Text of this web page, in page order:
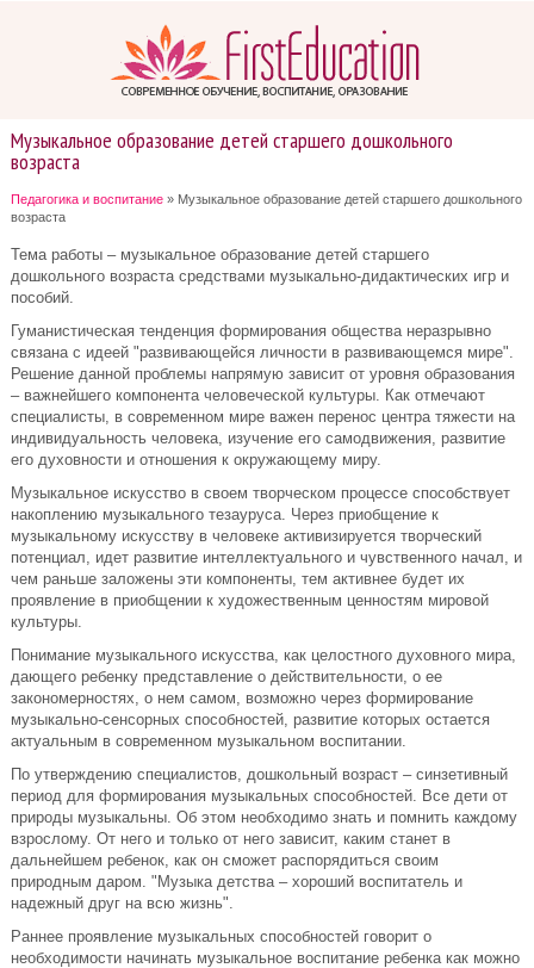
Музыкальное образование детей старшего дошкольного
возраста
Педагогика и воспитание » Музыкальное образование детей старшего дошкольного
возраста
Тема работы – музыкальное образование детей старшего
дошкольного возраста средствами музыкально-дидактических игр и
пособий.
Гуманистическая тенденция формирования общества неразрывно
связана с идеей "развивающейся личности в развивающемся мире".
Решение данной проблемы напрямую зависит от уровня образования
– важнейшего компонента человеческой культуры. Как отмечают
специалисты, в современном мире важен перенос центра тяжести на
индивидуальность человека, изучение его самодвижения, развитие
его духовности и отношения к окружающему миру.
Музыкальное искусство в своем творческом процессе способствует
накоплению музыкального тезауруса. Через приобщение к
музыкальному искусству в человеке активизируется творческий
потенциал, идет развитие интеллектуального и чувственного начал, и
чем раньше заложены эти компоненты, тем активнее будет их
проявление в приобщении к художественным ценностям мировой
культуры.
Понимание музыкального искусства, как целостного духовного мира,
дающего ребенку представление о действительности, о ее
закономерностях, о нем самом, возможно через формирование
музыкально-сенсорных способностей, развитие которых остается
актуальным в современном музыкальном воспитании.
По утверждению специалистов, дошкольный возраст – синзетивный
период для формирования музыкальных способностей. Все дети от
природы музыкальны. Об этом необходимо знать и помнить каждому
взрослому. От него и только от него зависит, каким станет в
дальнейшем ребенок, как он сможет распорядиться своим
природным даром. "Музыка детства – хороший воспитатель и
надежный друг на всю жизнь".
Раннее проявление музыкальных способностей говорит о
необходимости начинать музыкальное воспитание ребенка как можно